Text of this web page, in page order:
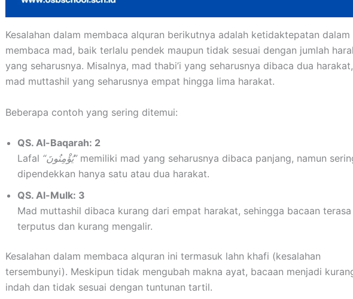
Kesalahan dalam membaca alquran berikutnya adalah ketidaktepatan dalam
membaca mad, baik terlalu pendek maupun tidak sesuai dengan jumlah
yang seharusnya. Misalnya, mad thabi’i yang seharusnya dibaca dua
mad muttashil yang seharusnya empat hingga lima harakat.
Beberapa contoh yang sering ditemui:
QS. Al-Baqarah: 2
Lafal
“يُؤْمِنُونَ”memiliki mad yang seharusnya dibaca panjang, namun
dipendekkan hanya satu atau dua harakat.
QS. Al-Mulk: 3
Mad muttashil dibaca kurang dari empat harakat, sehingga bacaan terasa
terputus dan kurang mengalir.
Kesalahan dalam membaca alquran ini termasuk lahn khafi (kesalahan
tersembunyi). Meskipun tidak mengubah makna ayat, bacaan menjadi
indah dan tidak sesuai dengan tuntunan tartil.